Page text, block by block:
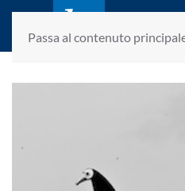
Passa al contenutofondato da